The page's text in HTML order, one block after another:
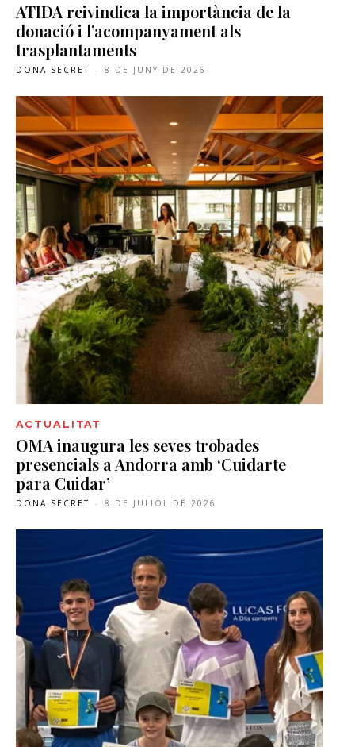
ATIDA reivindica la importància de la
donació i l’acompanyament als
trasplantaments
DONA SECRET - 8 DE JUNY DE 2026
ACTUALITAT
OMA inaugura les seves trobades
presencials a Andorra amb ‘Cuidarte
para Cuidar’
DONA SECRET - 8 DE JULIOL DE 2026